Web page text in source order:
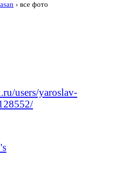
› все фото
users/yaroslav-